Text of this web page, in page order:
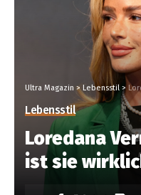
Ultra Magazin >Lebensstil >
Lebensstil
Loredana
ist sie